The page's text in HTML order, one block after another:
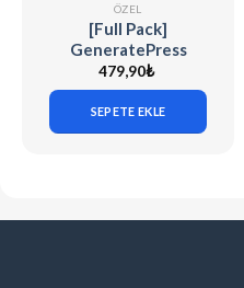
ÖZEL
[Full Pack]
GeneratePress
Premium v2.5.5
479,90₺
SEPETE EKLE